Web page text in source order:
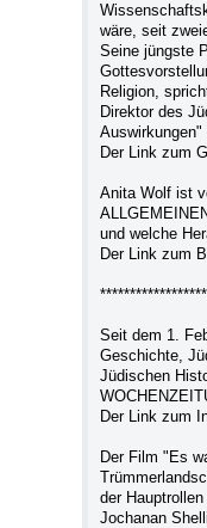
wäre, seit
Seine jüngste
Religion,
Direktor des
Der Link zum
Anita Wolf ist
und welche
Der Link zum
Seit dem 1.
Geschichte,
Jüdischen
Der Link zum
Der Film "Es
der
Jochanan